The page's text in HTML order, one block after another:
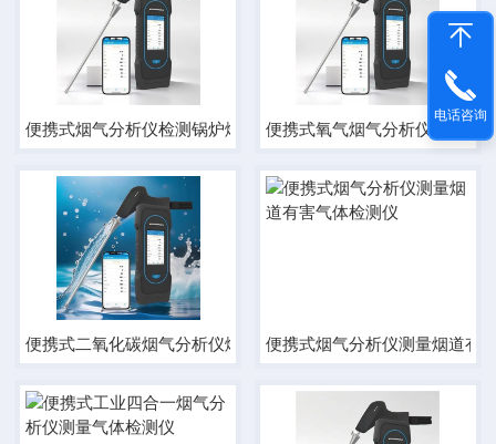
便携式烟气分析仪检测锅炉燃烧数据专业设备便携式氧气烟气分析仪测量烟
便携式二氧化碳烟气分析仪燃烧效率检测仪便携式烟气分析仪测量烟道有
电话咨询